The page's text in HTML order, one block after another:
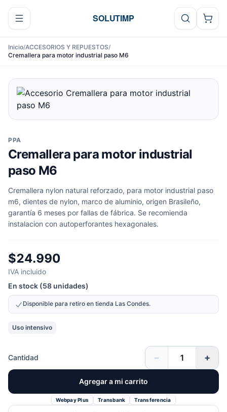
Ir al contenido
SOLUTIMP
Inicio/ACCESORIOS Y REPUESTOS/
Cremallera para motor industrial paso M6
PPA
Cremallera para motor industrial
paso M6
Cremallera nylon natural reforzado, para motor industrial paso
m6, dientes de nylon, marco de aluminio, origen Brasileño,
garantía 6 meses por fallas de fábrica. Se recomienda
instalacion con autoperforantes hexagonales.
$24.990
IVA incluido
En stock (58 unidades)
Disponible para retiro en tienda Las Condes.
Uso intensivo
Cantidad − +
Agregar a mi carrito
Webpay Plus Transbank Transferencia